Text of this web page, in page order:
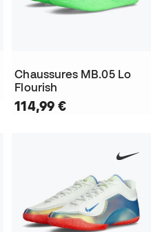
Chaussures MB.05 Lo
Flourish
114,99 €